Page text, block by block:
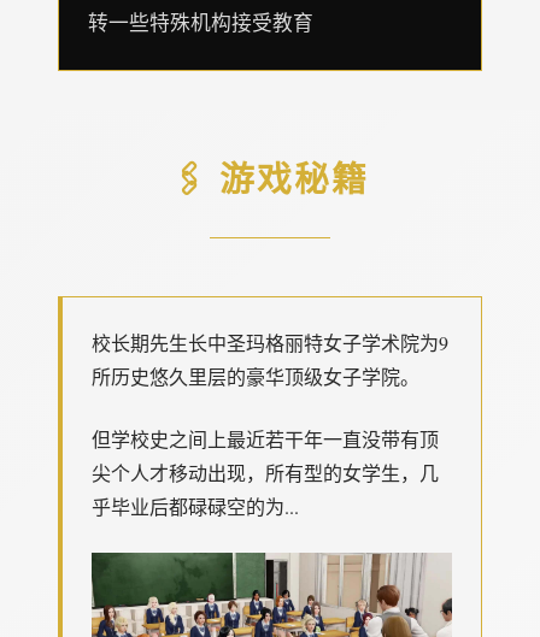
转一些特殊机构接受教育
🖇️ 游戏秘籍
校长期先生长中圣玛格丽特女子学术院为9
所历史悠久里层的豪华顶级女子学院。
但学校史之间上最近若干年一直没带有顶
尖个人才移动出现，所有型的女学生，几
乎毕业后都碌碌空的为...